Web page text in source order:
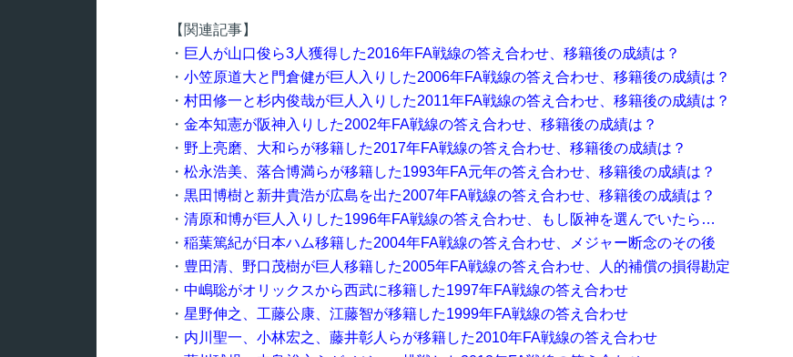
【関連記事】
・ 巨人が山口俊ら3人獲得した2016年FA戦線の答え合わせ、移籍後の成績は？
・ 小笠原道大と門倉健が巨人入りした2006年FA戦線の答え合わせ、移籍後の成績は？
・ 村田修一と杉内俊哉が巨人入りした2011年FA戦線の答え合わせ、移籍後の成績は？
・ 金本知憲が阪神入りした2002年FA戦線の答え合わせ、移籍後の成績は？
・ 野上亮磨、大和らが移籍した2017年FA戦線の答え合わせ、移籍後の成績は？
・ 松永浩美、落合博満らが移籍した1993年FA元年の答え合わせ、移籍後の成績は？
・ 黒田博樹と新井貴浩が広島を出た2007年FA戦線の答え合わせ、移籍後の成績は？
・ 清原和博が巨人入りした1996年FA戦線の答え合わせ、もし阪神を選んでいたら…
・ 稲葉篤紀が日本ハム移籍した2004年FA戦線の答え合わせ、メジャー断念のその後
・ 豊田清、野口茂樹が巨人移籍した2005年FA戦線の答え合わせ、人的補償の損得勘定
・ 中嶋聡がオリックスから西武に移籍した1997年FA戦線の答え合わせ
・ 星野伸之、工藤公康、江藤智が移籍した1999年FA戦線の答え合わせ
・ 内川聖一、小林宏之、藤井彰人らが移籍した2010年FA戦線の答え合わせ